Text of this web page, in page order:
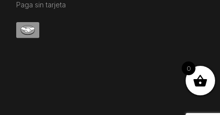
Paga sin tarjeta
0